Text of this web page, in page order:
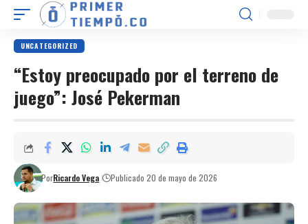
UNCATEGORIZED
“Estoy preocupado por el terreno de
juego”: José Pekerman
PorRicardo Vega Publicado 20 de mayo de 2026